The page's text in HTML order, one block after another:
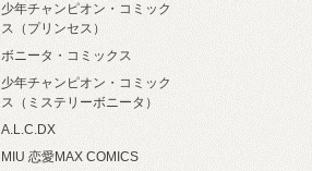
少年チャンピオン・コミック
ス（プリンセス）
ボニータ・コミックス
少年チャンピオン・コミック
ス（ミステリーボニータ）
A.L.C.DX
MIU 恋愛MAX COMICS